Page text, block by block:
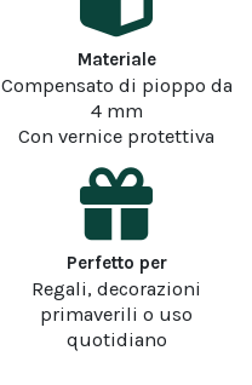
Materiale
Compensato di pioppo da
4 mm
Con vernice protettiva
Perfetto per
Regali, decorazioni
primaverili o uso
quotidiano